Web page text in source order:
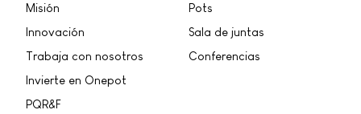
Misión
Innovación
Trabaja con nosotros
Invierte en Onepot
PQR&F
Pots
Sala de juntas
Conferencias